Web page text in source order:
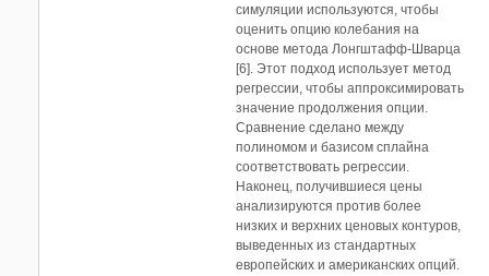
симуляции используются, чтобы
оценить опцию колебания на
основе метода Лонгштафф-Шварца
[6]. Этот подход использует метод
регрессии, чтобы аппроксимировать
значение продолжения опции.
Сравнение сделано между
полиномом и базисом сплайна
соответствовать регрессии.
Наконец, получившиеся цены
анализируются против более
низких и верхних ценовых контуров,
выведенных из стандартных
европейских и американских опций.